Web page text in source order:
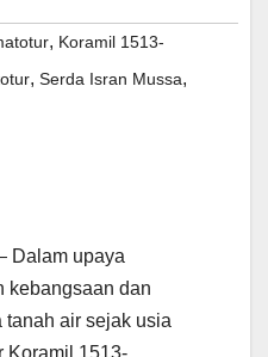
, Koramil 1513-
, Serda Isran Mussa,
Dalam upaya
kebangsaan dan
tanah air sejak usia